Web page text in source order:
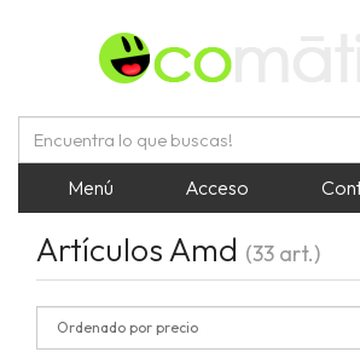
Menú Acceso
Artículos Amd (33 art.)